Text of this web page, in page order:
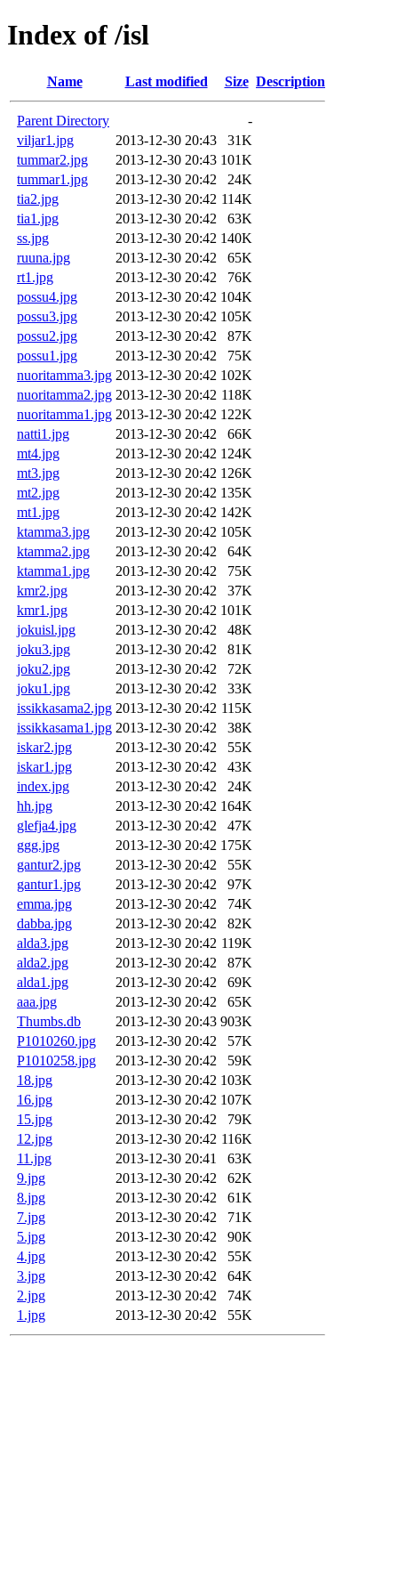
Index of /isl
Name Last modified Size Description
Parent Directory
-
viljar1.jpg
2013-12-30 20:43
31K
tummar2.jpg
2013-12-30 20:43 101K
tummar1.jpg
2013-12-30 20:42
24K
tia2.jpg
2013-12-30 20:42 114K
tia1.jpg
2013-12-30 20:42
63K
ss.jpg
2013-12-30 20:42 140K
ruuna.jpg
2013-12-30 20:42
65K
rt1.jpg
2013-12-30 20:42
76K
possu4.jpg
2013-12-30 20:42 104K
possu3.jpg
2013-12-30 20:42 105K
possu2.jpg
2013-12-30 20:42
87K
possu1.jpg
2013-12-30 20:42
75K
nuoritamma3.jpg 2013-12-30 20:42 102K
nuoritamma2.jpg 2013-12-30 20:42 118K
nuoritamma1.jpg 2013-12-30 20:42 122K
natti1.jpg
2013-12-30 20:42
66K
mt4.jpg
2013-12-30 20:42 124K
mt3.jpg
2013-12-30 20:42 126K
mt2.jpg
2013-12-30 20:42 135K
mt1.jpg
2013-12-30 20:42 142K
ktamma3.jpg
2013-12-30 20:42 105K
ktamma2.jpg
2013-12-30 20:42
64K
ktamma1.jpg
2013-12-30 20:42
75K
kmr2.jpg
2013-12-30 20:42
37K
kmr1.jpg
2013-12-30 20:42 101K
jokuisl.jpg
2013-12-30 20:42
48K
joku3.jpg
2013-12-30 20:42
81K
joku2.jpg
2013-12-30 20:42
72K
joku1.jpg
2013-12-30 20:42
33K
issikkasama2.jpg 2013-12-30 20:42 115K
issikkasama1.jpg 2013-12-30 20:42
38K
iskar2.jpg
2013-12-30 20:42
55K
iskar1.jpg
2013-12-30 20:42
43K
index.jpg
2013-12-30 20:42
24K
hh.jpg
2013-12-30 20:42 164K
glefja4.jpg
2013-12-30 20:42
47K
ggg.jpg
2013-12-30 20:42 175K
gantur2.jpg
2013-12-30 20:42
55K
gantur1.jpg
2013-12-30 20:42
97K
emma.jpg
2013-12-30 20:42
74K
dabba.jpg
2013-12-30 20:42
82K
alda3.jpg
2013-12-30 20:42 119K
alda2.jpg
2013-12-30 20:42
87K
alda1.jpg
2013-12-30 20:42
69K
aaa.jpg
2013-12-30 20:42
65K
Thumbs.db
2013-12-30 20:43 903K
P1010260.jpg
2013-12-30 20:42
57K
P1010258.jpg
2013-12-30 20:42
59K
18.jpg
2013-12-30 20:42 103K
16.jpg
2013-12-30 20:42 107K
15.jpg
2013-12-30 20:42
79K
12.jpg
2013-12-30 20:42 116K
11.jpg
2013-12-30 20:41
63K
9.jpg
2013-12-30 20:42
62K
8.jpg
2013-12-30 20:42
61K
7.jpg
2013-12-30 20:42
71K
5.jpg
2013-12-30 20:42
90K
4.jpg
2013-12-30 20:42
55K
3.jpg
2013-12-30 20:42
64K
2.jpg
2013-12-30 20:42
74K
1.jpg
2013-12-30 20:42 55K